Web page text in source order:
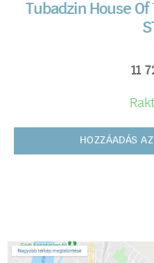
Tubadzin House
11
HOZZÁADÁS